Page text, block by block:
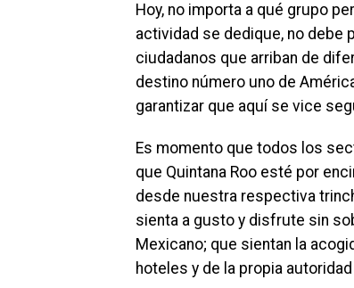
Hoy, no importa a qué grupo
actividad se dedique, no debe
ciudadanos que arriban de
destino número uno de
garantizar que aquí se vice
Es momento que todos los
que Quintana Roo esté por
desde nuestra respectiva
sienta a gusto y disfrute sin
Mexicano; que sientan la
hoteles y de la propia